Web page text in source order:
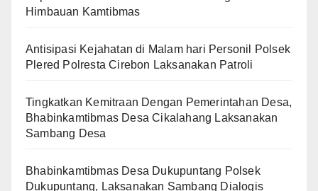
Himbauan Kamtibmas
Antisipasi Kejahatan di Malam hari Personil Polsek
Plered Polresta Cirebon Laksanakan Patroli
Tingkatkan Kemitraan Dengan Pemerintahan Desa,
Bhabinkamtibmas Desa Cikalahang Laksanakan
Sambang Desa
Bhabinkamtibmas Desa Dukupuntang Polsek
Dukupuntang, Laksanakan Sambang Dialogis